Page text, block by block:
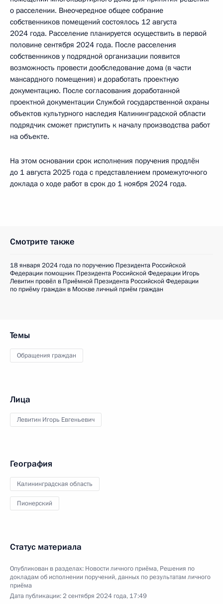
о расселении. Внеочередное общее собрание
собственников помещений состоялось 12 августа
2024 года. Расселение планируется осуществить в первой
половине сентября 2024 года. После расселения
собственников у подрядной организации появится
возможность провести дообследование дома (в части
мансардного помещения) и доработать проектную
документацию. После согласования доработанной
проектной документации Службой государственной охраны
объектов культурного наследия Калининградской области
подрядчик сможет приступить к началу производства работ
на объекте.
На этом основании срок исполнения поручения продлён
до 1 августа 2025 года с представлением промежуточного
доклада о ходе работ в срок до 1 ноября 2024 года.
Смотрите также
18 января 2024 года по поручению Президента Российской
Федерации помощник Президента Российской Федерации Игорь
Левитин провёл в Приёмной Президента Российской Федерации
по приёму граждан в Москве личный приём граждан
Темы
Обращения граждан
Лица
Левитин Игорь Евгеньевич
География
Калининградская область
Пионерский
Статус материала
Опубликован в разделах: Новости личного приёма, Решения по
докладам об исполнении поручений, данных по результатам личного
приёма
Дата публикации:2 сентября 2024 года, 17:49